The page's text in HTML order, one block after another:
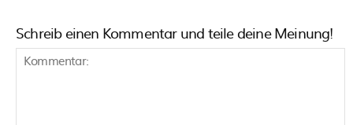
Schreib einen Kommentar und teile deine Meinung!